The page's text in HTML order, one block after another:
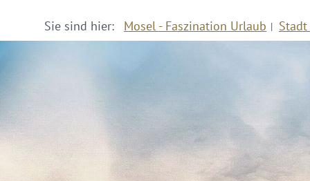
Sie sind hier: Mosel - Faszination Urlaub